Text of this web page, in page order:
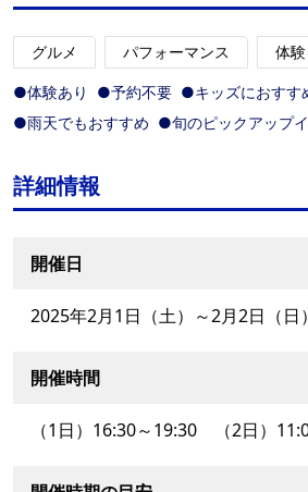
グルメ パフォーマンス
体験
●体験あり
●予約不要 ●キッズにおすす
●雨天でもおすすめ ●旬のピックアップ
詳細情報
開催日
2025年2月1日（土）～2月2日（日）
開催時間
（1日）16:30～19:30 （2日）